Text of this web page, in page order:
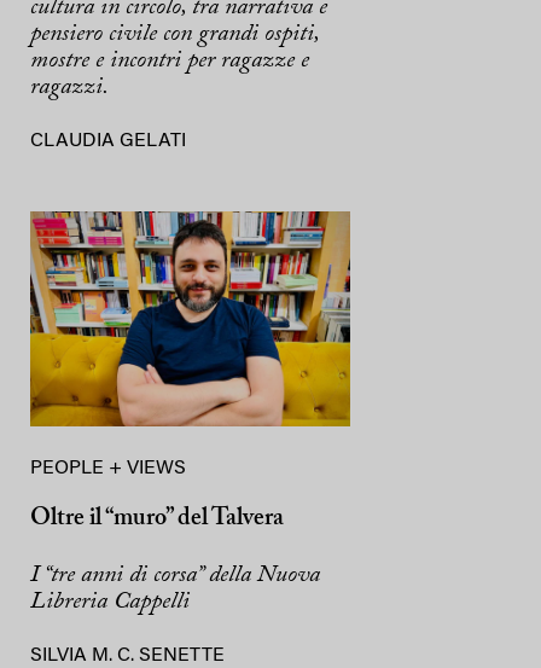
cultura in circolo, tra narrativa e
pensiero civile con grandi ospiti,
mostre e incontri per ragazze e
ragazzi.
CLAUDIA GELATI
PEOPLE + VIEWS
Oltre il “muro” del Talvera
I “tre anni di corsa” della Nuova
Libreria Cappelli
SILVIA M. C. SENETTE